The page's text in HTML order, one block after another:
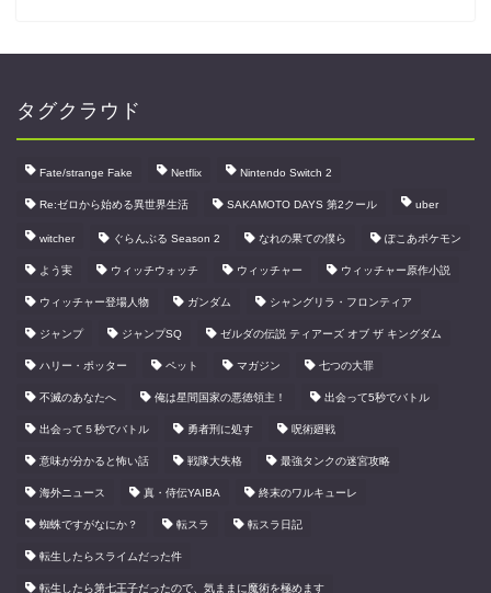
タグクラウド
Fate/strange Fake Netflix Nintendo Switch 2
Re:ゼロから始める異世界生活 SAKAMOTO DAYS 第2クール uber
witcher ぐらんぶる Season 2 なれの果ての僕ら ぽこあポケモン
よう実 ウィッチウォッチ ウィッチャー ウィッチャー原作小説
ウィッチャー登場人物 ガンダム シャングリラ・フロンティア
ジャンプ ジャンプSQ ゼルダの伝説 ティアーズ オブ ザ キングダム
ハリー・ポッター ペット マガジン 七つの大罪
不滅のあなたへ 俺は星間国家の悪徳領主！ 出会って5秒でバトル
出会って５秒でバトル 勇者刑に処す 呪術廻戦
意味が分かると怖い話 戦隊大失格 最強タンクの迷宮攻略
海外ニュース 真・侍伝YAIBA 終末のワルキューレ
蜘蛛ですがなにか？ 転スラ 転スラ日記
転生したらスライムだった件
転生したら第七王子だったので、気ままに魔術を極めます